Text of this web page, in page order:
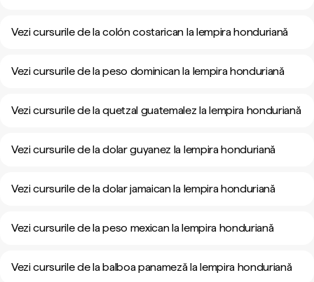
Vezi cursurile de la colón costarican la lempira honduriană
Vezi cursurile de la peso dominican la lempira honduriană
Vezi cursurile de la quetzal guatemalez la lempira honduriană
Vezi cursurile de la dolar guyanez la lempira honduriană
Vezi cursurile de la dolar jamaican la lempira honduriană
Vezi cursurile de la peso mexican la lempira honduriană
Vezi cursurile de la balboa panameză la lempira honduriană